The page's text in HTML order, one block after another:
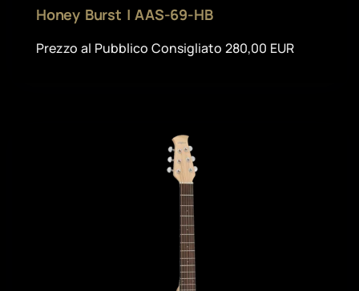
Honey Burst | AAS-69-HB
Prezzo al Pubblico Consigliato 280,00 EUR